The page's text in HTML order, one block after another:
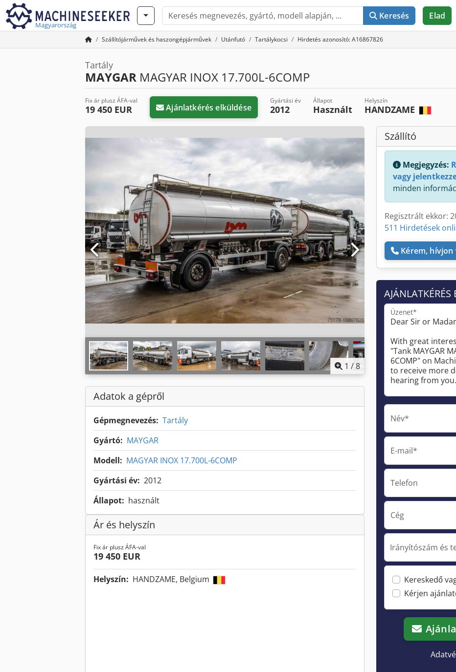
Magyarország
Keresés Elad
Szállítójárművek és haszongépjárművek Utánfutó Tartálykocsi Hirdetés azonosító: A16867826
Tartály
MAYGAR MAGYAR INOX 17.700L-6COMP
Fix ár plusz ÁFA-val
19 450 EUR Ajánlatkérés elküldése
Gyártási év
2012
Állapot
Használt
Helyszín
HANDZAME
1 /8
Adatok a gépről
Gépmegnevezés: Tartály
Gyártó: MAYGAR
Modell: MAGYAR INOX 17.700L-6COMP
Gyártási év: 2012
Állapot: használt
Ár és helyszín
Fix ár plusz ÁFA-val
19 450 EUR
Helyszín: HANDZAME, Belgium
Szállító
Megjegyzés:
vagy
minden
Regisztrált ekkor:
511 Hirdetések
Kérem, hívjon
AJÁNLATKÉRÉS
Üzenet*
Név*
E-mail*
Telefon
Cég
Irányítószám és
Kereskedő
Kérjen